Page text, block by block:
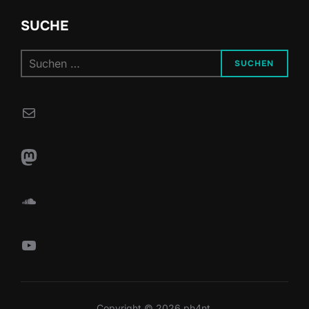
SUCHE
nach:
SUCHEN
E-Mail
Mastodon
SoundCloud
YouTube